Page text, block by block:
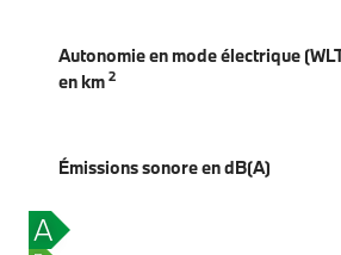
Autonomie en mode électrique
en km 2
Émissions sonore en dB(A)
A0
g